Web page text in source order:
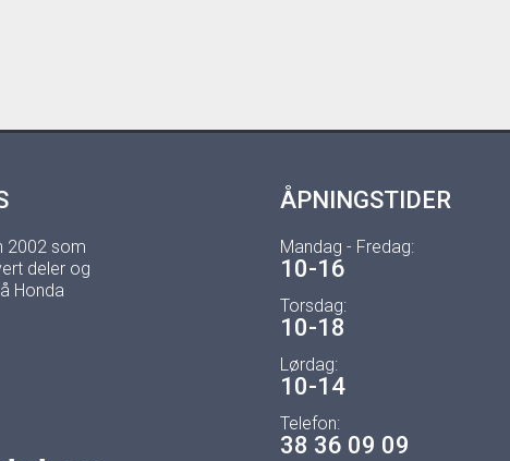
2002 som
deler og
Honda
ÅPNINGSTIDER
Mandag - Fredag:
10-16
Torsdag:
10-18
Lørdag:
10-14
Telefon:
38 36 09 09